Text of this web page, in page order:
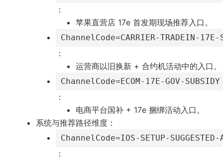
：
苹果直营店 17e 首发期现场推荐入口。
ChannelCode=CARRIER-TRADEIN-17E-
：
运营商以旧换新 + 合约机活动中的入口。
ChannelCode=ECOM-17E-GOV-SUBSIDY
：
电商平台国补 + 17e 捆绑活动入口。
系统与推荐路径维度：
ChannelCode=IOS-SETUP-SUGGESTED-
：